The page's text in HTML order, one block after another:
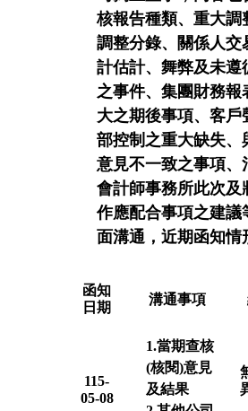
核報告種類、重大調
調整分錄、關係人交
計估計、舞弊及未遵
之事件、集團財務報
大之期後事項、客戶
部控制之重大缺失、
意見不一致之事項、
會計師事務所此次及
作應配合事項之建議
面溝通，近期函知情
函知
日期
溝通事項
115-
05-08
1.當期查核
(核閱)意見
及結果